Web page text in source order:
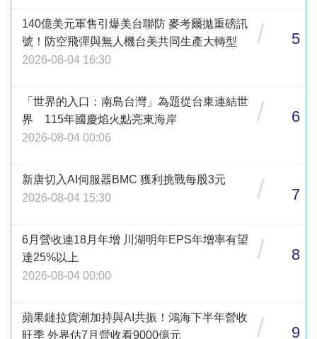
140億美元軍售引爆美台聯防 麥考爾拋重磅訊
號！防空飛彈與無人機台美共同生產大轉型
2026-08-04 16:30
/ 5
「世界的入口：南島台灣」為題從台東連結世
界 115年國慶焰火點亮東海岸
2026-08-04 00:06
/ 6
新唐切入AI伺服器BMC 獲利挑戰每股3元
2026-08-04 15:30
/ 7
6月營收連18月年增 川湖明年EPS年增率有望
達25%以上
2026-08-04 00:00
/ 8
蘋果鏈拉貨潮加持與AI共振！鴻海下半年營收
旺季 外界估7月營收看9000億元
/ 9